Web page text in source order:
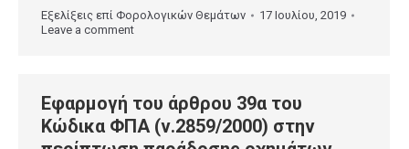
Εξελίξεις επί Φορολογικών Θεμάτων
17 Ιουλίου, 2019
Leave a comment
Εφαρμογή του άρθρου 39α του
Κώδικα ΦΠΑ (ν.2859/2000) στην